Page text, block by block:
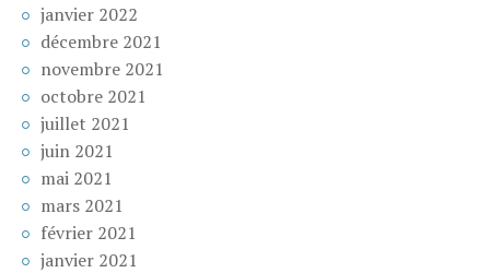
janvier 2022
décembre 2021
novembre 2021
octobre 2021
juillet 2021
juin 2021
mai 2021
mars 2021
février 2021
janvier 2021